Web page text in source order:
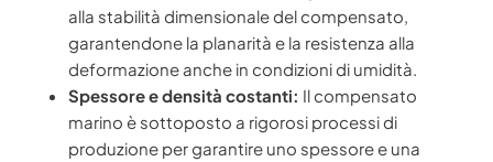
alla stabilità dimensionale del compensato,
garantendone la planarità e la resistenza alla
deformazione anche in condizioni di umidità.
Spessore e densità costanti: Il compensato
marino è sottoposto a rigorosi processi di
produzione per garantire uno spessore e una